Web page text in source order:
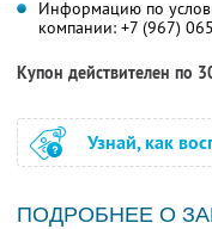
Информацию по
компании: +7 (967)
Купон действителен по
Узнай, как
ПОДРОБНЕЕ О